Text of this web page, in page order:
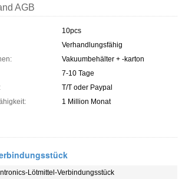
AGB
10pcs
Verhandlungsfähig
Vakuumbehälter + -karton
7-10 Tage
T/T oder Paypal
1 Million Monat
Lötmittel-Verbindungsstück